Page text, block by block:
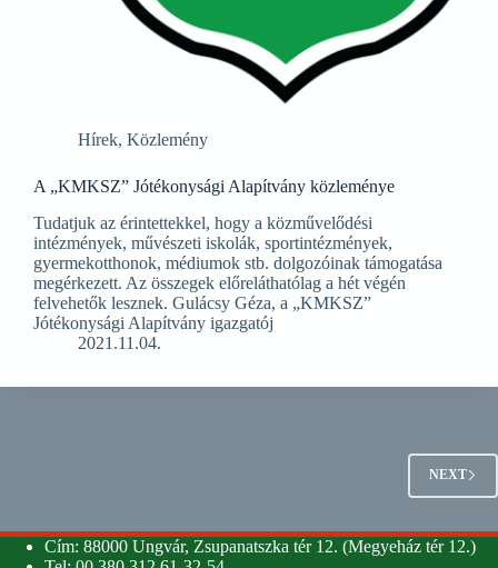
Hírek, Közlemény
A „KMKSZ” Jótékonysági Alapítvány közleménye
Tudatjuk az érintettekkel, hogy a közművelődési
intézmények, művészeti iskolák, sportintézmények,
gyermekotthonok, médiumok stb. dolgozóinak támogatása
megérkezett. Az összegek előreláthatólag a hét végén
felvehetők lesznek. Gulácsy Géza, a „KMKSZ”
Jótékonysági Alapítvány igazgatój
2021.11.04.
NEXT
Cím: 88000 Ungvár, Zsupanatszka tér 12. (Megyeház tér 12.)